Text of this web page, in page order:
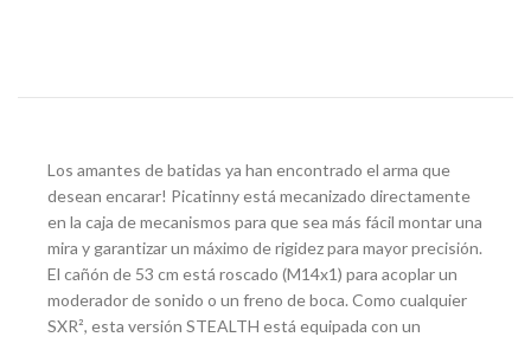
Los amantes de batidas ya han encontrado el arma que
desean encarar! Picatinny está mecanizado directamente
en la caja de mecanismos para que sea más fácil montar una
mira y garantizar un máximo de rigidez para mayor precisión.
El cañón de 53 cm está roscado (M14x1) para acoplar un
moderador de sonido o un freno de boca. Como cualquier
SXR², esta versión STEALTH está equipada con un